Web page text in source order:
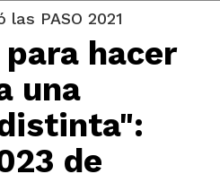
PASO 2021
hacer
una
de